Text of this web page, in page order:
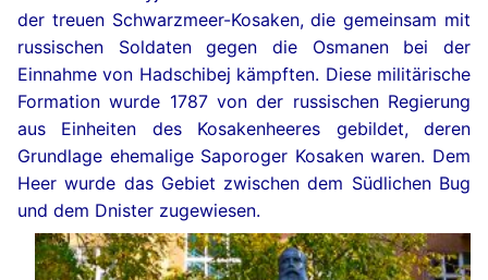
der treuen Schwarzmeer-Kosaken, die gemeinsam mit
russischen Soldaten gegen die Osmanen bei der
Einnahme von Hadschibej kämpften. Diese militärische
Formation wurde 1787 von der russischen Regierung
aus Einheiten des Kosakenheeres gebildet, deren
Grundlage ehemalige Saporoger Kosaken waren. Dem
Heer wurde das Gebiet zwischen dem Südlichen Bug
und dem Dnister zugewiesen.